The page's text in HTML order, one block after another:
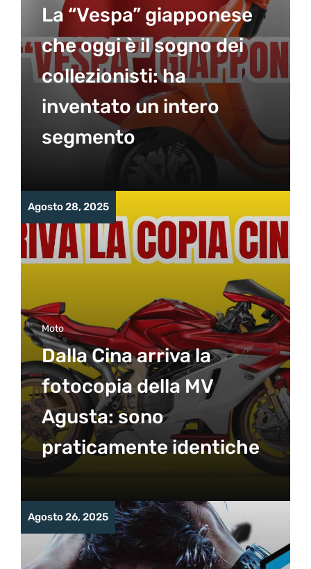
La “Vespa” giapponese
che oggi è il sogno dei
collezionisti: ha
inventato un intero
segmento
Agosto 28, 2025
Moto
Dalla Cina arriva la
fotocopia della MV
Agusta: sono
praticamente identiche
Agosto 26, 2025